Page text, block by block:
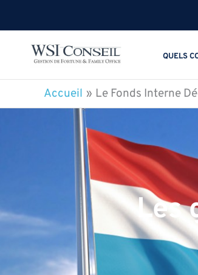
QUELS
Accueil Le Fonds Interne
Les